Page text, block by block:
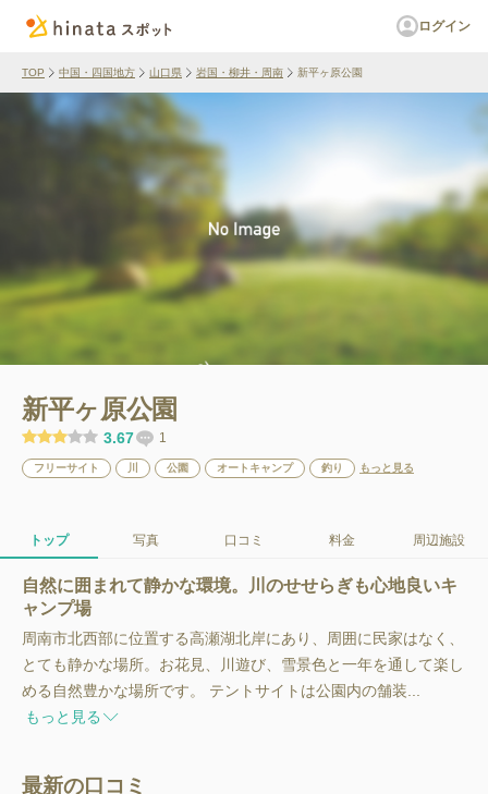
ログイン
TOP 中国・四国地方 山口県 岩国・柳井・周南 新平ヶ原公園
新平ヶ原公園
3.67 1
フリーサイト 公園 オートキャンプ 釣り もっと見る
トップ 写真 口コミ 料金 周辺施設
自然に囲まれて静かな環境。川のせせらぎも心地良いキ
ャンプ場
周南市北西部に位置する高瀬湖北岸にあり、周囲に民家はなく、
とても静かな場所。お花見、川遊び、雪景色と一年を通して楽し
める自然豊かな場所です。 テントサイトは公園内の舗装...
もっと見る
最新の口コミ